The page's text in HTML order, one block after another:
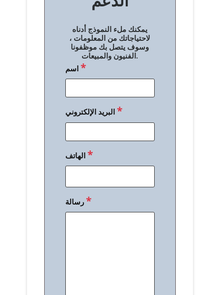
يمكنك ملء النموذج أدناه
لاحتياجاتك من المعلومات ،
وسوف يتصل بك موظفونا
الفنيون والمبيعات.
اسم*
البريد الإلكتروني*
الهاتف*
رسالة*